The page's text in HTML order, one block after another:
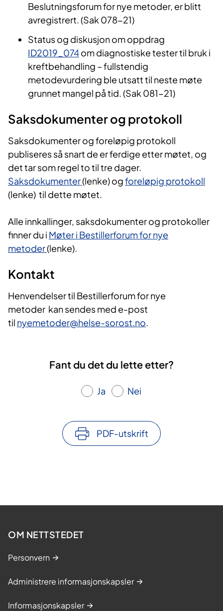
Beslutningsforum for nye metoder, er blitt
avregistrert. (Sak 078-21)
Status og diskusjon om oppdrag
ID2019_074om diagnostiske tester til bruk i
kreftbehandling – fullstendig
metodevurdering ble utsatt til neste møte
grunnet mangel på tid. (Sak 081-21)
Saksdokumenter og protokoll
Saksdokumenter og foreløpig protokoll
publiseres så snart de er ferdige etter møtet, og
det tar som regel to til tre dager.
Saksdokumenter(lenke) ogforeløpig protokoll
(lenke) til dette møtet.
Alle innkallinger, saksdokumenter og protokoller
finner du i Møter i Bestillerforum for nye
metoder(lenke).
Kontakt
Henvendelser til Bestillerforum for nye
metoder kan sendes med e-post
til nyemetoder@helse-sorost.no.
Fant du det du lette etter?
Ja Nei
PDF-utskrift
OM NETTSTEDET
Personvern
Administrere informasjonskapsler
Informasjonskapsler